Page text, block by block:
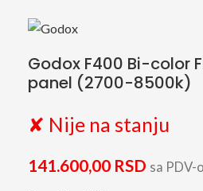
Godox F400 Bi-color
panel (2700-8500k)
✘ Nije na stanju
141.600,00 RSD sa PDV-